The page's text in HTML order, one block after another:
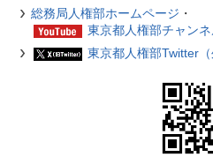
総務局人権部ホームページ ・
東京都人権部チャン
東京都人権部Twitter（